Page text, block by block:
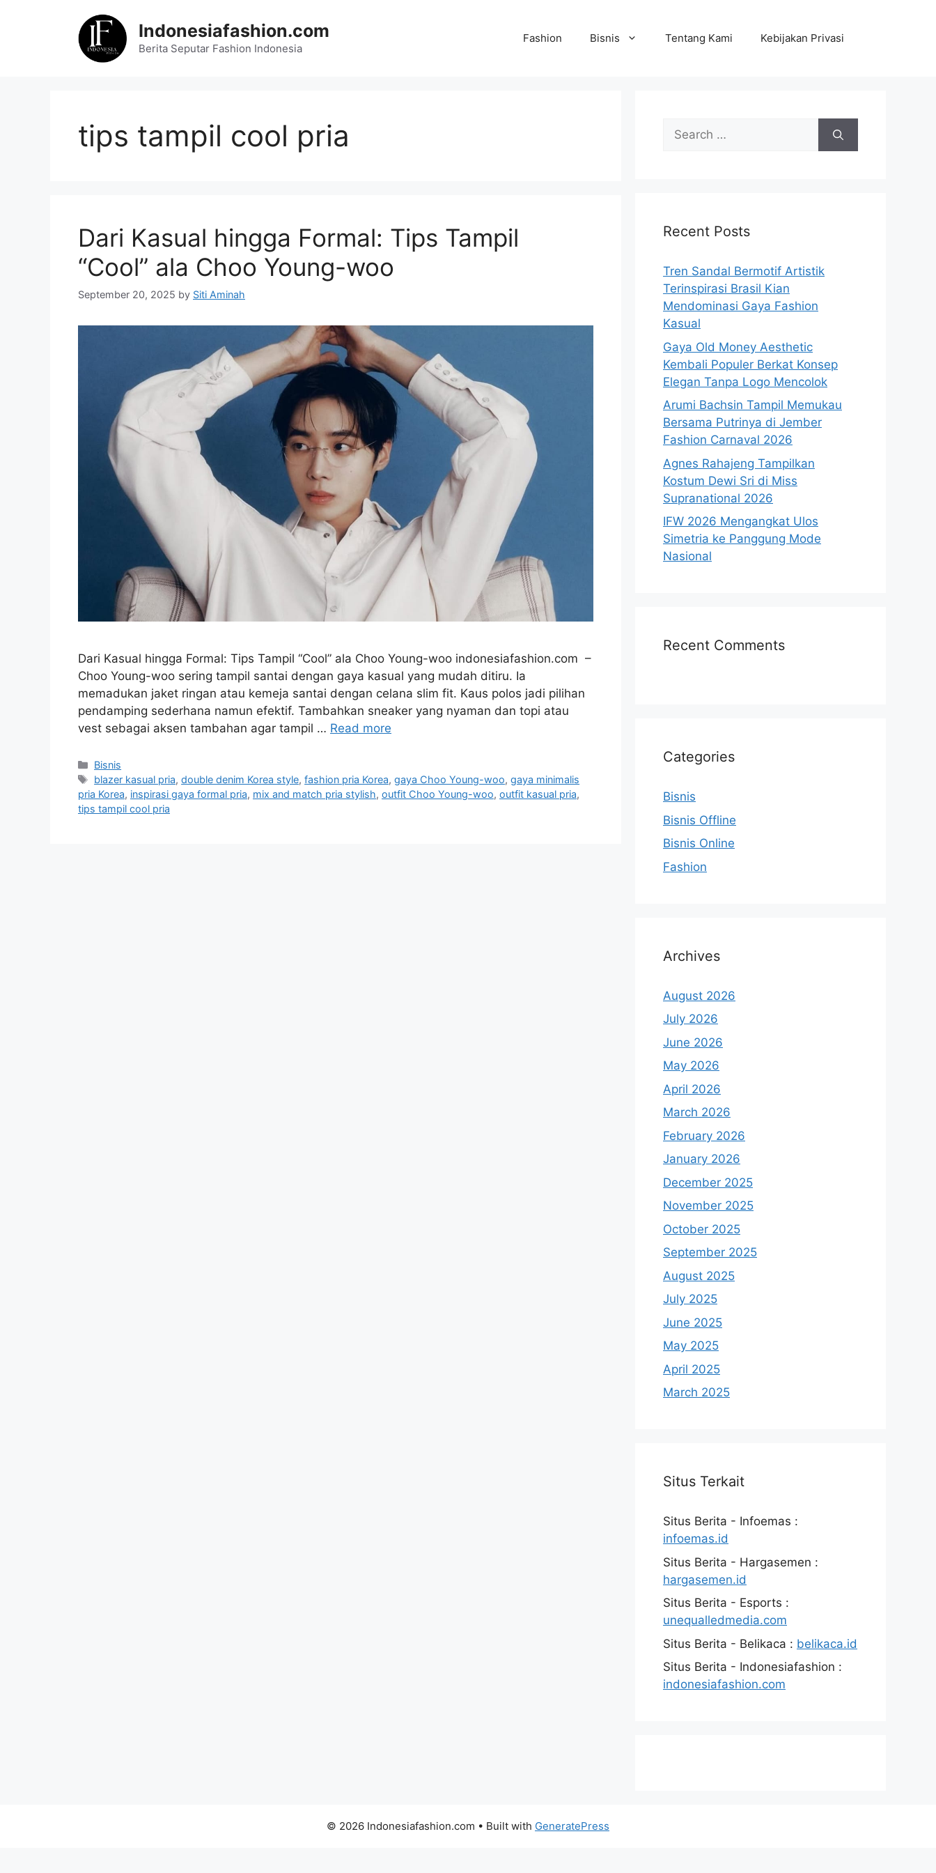
Indonesiafashion.com
Berita Seputar Fashion Indonesia
Fashion Bisnis Tentang Kami Kebijakan Privasi
tips tampil cool pria
Dari Kasual hingga Formal: Tips Tampil
“Cool” ala Choo Young-woo
September 20, 2025 by Siti Aminah
Dari Kasual hingga Formal: Tips Tampil “Cool” ala Choo Young-woo indonesiafashion.com –
Choo Young-woo sering tampil santai dengan gaya kasual yang mudah ditiru. Ia
memadukan jaket ringan atau kemeja santai dengan celana slim fit. Kaus polos jadi pilihan
pendamping sederhana namun efektif. Tambahkan sneaker yang nyaman dan topi atau
vest sebagai aksen tambahan agar tampil … Read more
Categories
Bisnis
Tags
blazer kasual pria,double denim Korea style,fashion pria Korea,gaya Choo Young-woo,gaya minimalis
pria Korea, inspirasi gaya formal pria, mix and match pria stylish, outfit Choo Young-woo, outfit kasual pria,
tips tampil cool pria
Search
for:
Recent Posts
Tren Sandal Bermotif Artistik
Terinspirasi Brasil Kian
Mendominasi Gaya Fashion
Kasual
Gaya Old Money Aesthetic
Kembali Populer Berkat Konsep
Elegan Tanpa Logo Mencolok
Arumi Bachsin Tampil Memukau
Bersama Putrinya di Jember
Fashion Carnaval 2026
Agnes Rahajeng Tampilkan
Kostum Dewi Sri di Miss
Supranational 2026
IFW 2026 Mengangkat Ulos
Simetria ke Panggung Mode
Nasional
Recent Comments
Categories
Bisnis
Bisnis Offline
Bisnis Online
Fashion
Archives
August 2026
July 2026
June 2026
May 2026
April 2026
March 2026
February 2026
January 2026
December 2025
November 2025
October 2025
September 2025
August 2025
July 2025
June 2025
May 2025
April 2025
March 2025
Situs Terkait
Situs Berita - Infoemas :
infoemas.id
Situs Berita - Hargasemen :
hargasemen.id
Situs Berita - Esports :
unequalledmedia.com
Situs Berita - Belikaca : belikaca.id
Situs Berita - Indonesiafashion :
indonesiafashion.com
© 2026 Indonesiafashion.com • Built with GeneratePress